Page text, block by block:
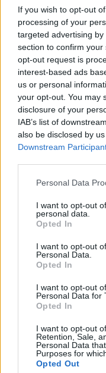
If you wish to opt-out
processing of your
targeted advertising
section to confirm
opt-out request is
interest-based ads
us or personal
your opt-out. You may
disclosure of your
IAB’s list of
also be disclosed by
Downstream
Personal Data
I want to opt-out
personal data.
Opted In
I want to opt-out
Personal Data.
Opted In
I want to opt-out
Personal Data for
Opted In
I want to opt-out
Retention, Sale,
Personal Data
Purposes for
Opted Out